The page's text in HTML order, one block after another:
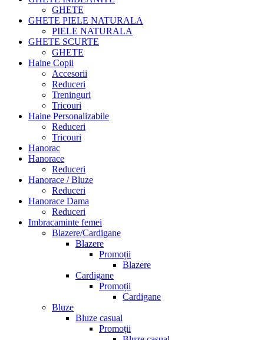
GHETE
GHETE PIELE NATURALA
PIELE NATURALA
GHETE SCURTE
GHETE
Haine Copii
Accesorii
Reduceri
Treninguri
Tricouri
Haine Personalizabile
Reduceri
Tricouri
Hanorac
Hanorace
Reduceri
Hanorace / Bluze
Reduceri
Hanorace Dama
Reduceri
Imbracaminte femei
Blazere/Cardigane
Blazere
Promoții
Blazere
Cardigane
Promoții
Cardigane
Bluze
Bluze casual
Promoții